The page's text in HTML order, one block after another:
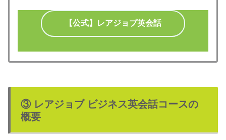
【公式】レアジョブ英会話
③ レアジョブ ビジネス英会話コースの
概要